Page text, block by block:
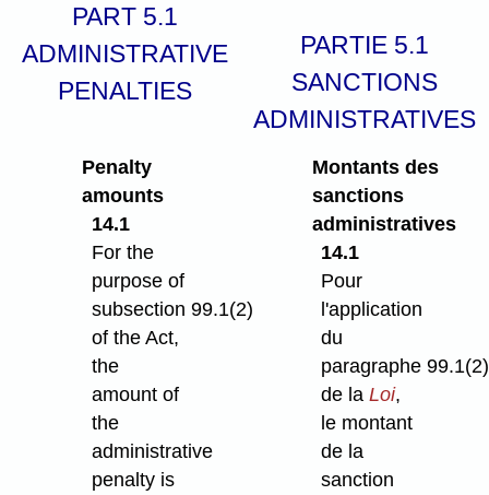
PART 5.1
ADMINISTRATIVE
PENALTIES
PARTIE 5.1
SANCTIONS
ADMINISTRATIVES
Penalty
amounts
14.1
For the
purpose of
subsection 99.1(2)
of the Act,
the
amount of
the
administrative
penalty is
Montants des
sanctions
administratives
14.1
Pour
l'application
du
paragraphe 99.1(2)
de laLoi,
le montant
de la
sanction